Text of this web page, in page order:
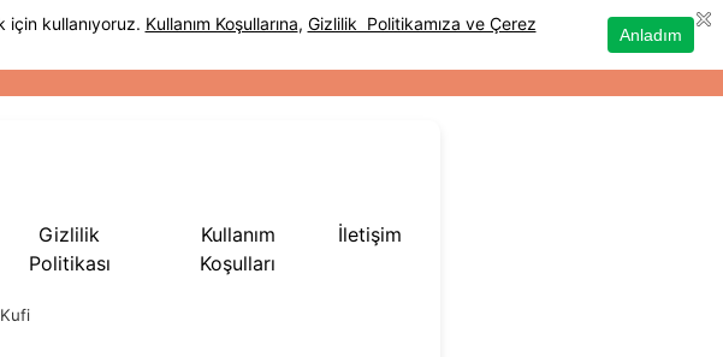
Gizlilik
Politikası
Kullanım
Koşulları
İletişim
Kufi